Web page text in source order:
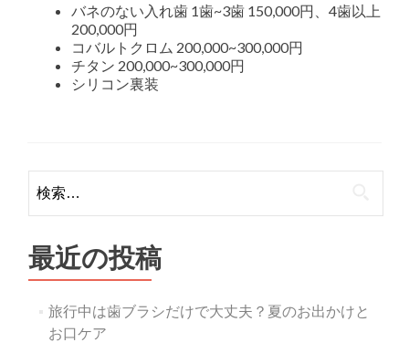
バネのない入れ歯 1歯~3歯 150,000円、4歯以上
200,000円
コバルトクロム 200,000~300,000円
チタン 200,000~300,000円
シリコン裏装
索:
最近の投稿
旅行中は歯ブラシだけで大丈夫？夏のお出かけと
お口ケア